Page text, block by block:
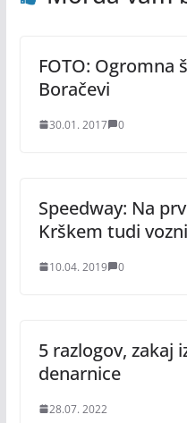
FOTO: Ogromna
Boračevi
30.01. 2017 0
Speedway: Na
Krškem tudi
10.04. 2019 0
5 razlogov, zakaj
denarnice
28.07. 2022